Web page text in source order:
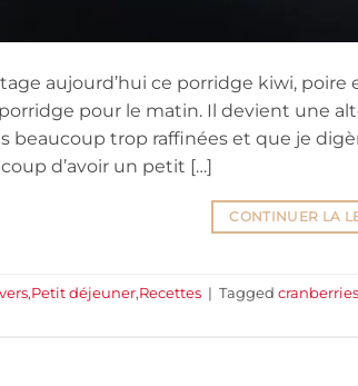
aujourd’hui ce porridge kiwi,
pour le matin. Il devient une
beaucoup trop raffinées et que je
d’avoir un petit […]
CONTINUER LA
,Petit déjeuner,Recettes | Tagged cranberries